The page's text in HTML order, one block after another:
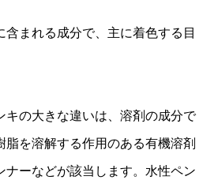
含まれる成分で、主に着色する目
キの大きな違いは、溶剤の成分で
脂を溶解する作用のある有機溶剤
ナーなどが該当します。水性ペン